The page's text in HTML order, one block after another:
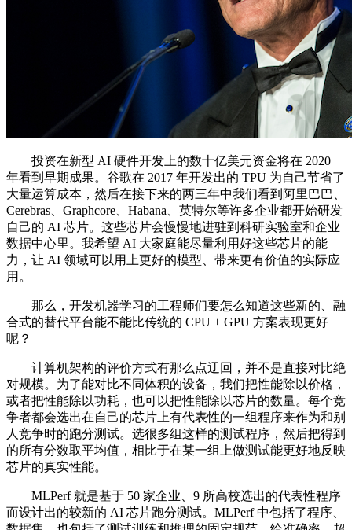
投资在新型 AI 硬件开发上的数十亿美元资金将在 2020
年看到早期成果。谷歌在 2017 年开发出的 TPU 为自己节省了
大量运算成本，然后在接下来的两三年中我们看到阿里巴巴、
Cerebras、Graphcore、Habana、英特尔等许多企业都开始研发
自己的 AI 芯片。这些芯片会慢慢地进驻到科研实验室和企业
数据中心里。我希望 AI 大家庭能尽量利用好这些芯片的能
力，让 AI 领域可以用上更好的模型、带来更有价值的实际应
用。
那么，开发机器学习的工程师们要怎么知道这些新的、融
合式的替代平台能不能比传统的 CPU + GPU 方案表现更好
呢？
计算机架构的评价方式有那么点迂回，并不是直接对比绝
对规模。为了能对比不同体积的设备，我们把性能除以价格，
或者把性能除以功耗，也可以把性能除以芯片的数量。每个竞
争者都会选出在自己的芯片上有代表性的一组程序来作为和别
人竞争时的跑分测试。选很多组这样的测试程序，然后把得到
的所有分数取平均值，相比于在某一组上做测试能更好地反映
芯片的真实性能。
MLPerf 就是基于 50 家企业、9 所高校选出的代表性程序
而设计出的较新的 AI 芯片跑分测试。MLPerf 中包括了程序、